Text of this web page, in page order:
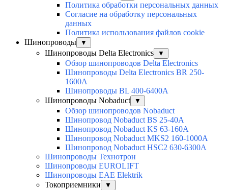
Политика обработки персональных данных
Согласие на обработку персональных
данных
Политика использования файлов cookie
Шинопроводы
▼
Шинопроводы Delta Electronics ▼
Обзор шинопроводов Delta Electronics
Шинопроводы Delta Electronics BR 250-
1600A
Шинопроводы BL 400-6400A
Шинопроводы Nobaduct
▼
Обзор шинопроводов Nobaduct
Шинопровод Nobaduct BS 25-40A
Шинопровод Nobaduct KS 63-160А
Шинопровод Nobaduct MKS2 160-1000А
Шинопровод Nobaduct HSC2 630-6300А
Шинопроводы Технотрон
Шинопроводы EUROLIFT
Шинопроводы EAE Elektrik
Токоприемники
▼